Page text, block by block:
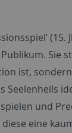
Sie
ist,
Seelenheils
und
eine